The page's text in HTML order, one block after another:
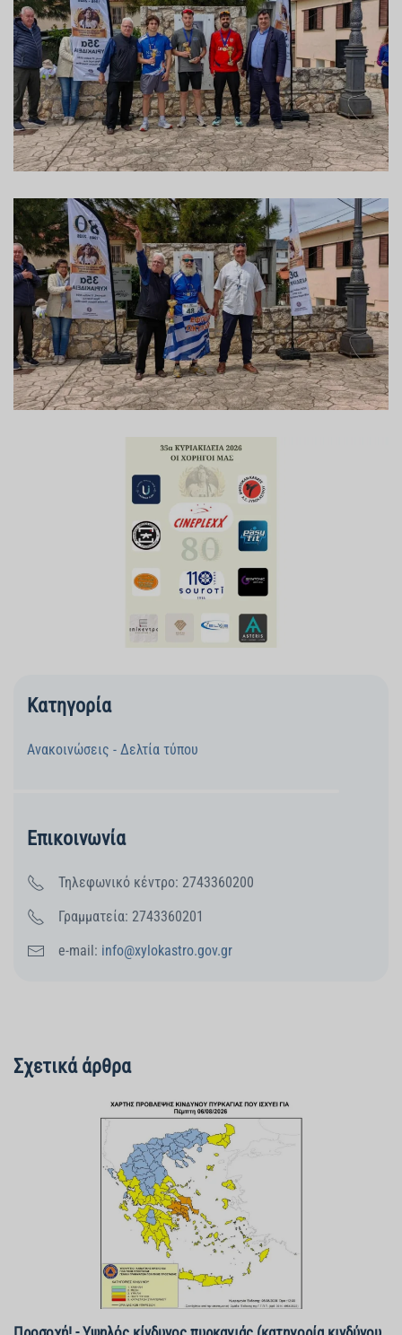
Κατηγορία
Ανακοινώσεις - Δελτία τύπου
Επικοινωνία
Τηλεφωνικό κέντρο: 2743360200
Γραμματεία: 2743360201
e-mail: info@xylokastro.gov.gr
Σχετικά άρθρα